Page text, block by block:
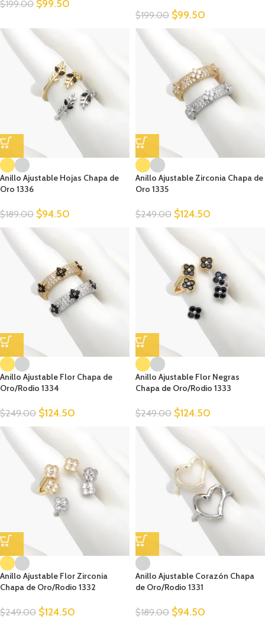
$199.00 $99.50
$199.00 $99.50
Anillo Ajustable Hojas Chapa de
Oro 1336
$189.00 $94.50
Anillo Ajustable Zirconia Chapa de
Oro 1335
$249.00 $124.50
Anillo Ajustable Flor Chapa de
Oro/Rodio 1334
$249.00 $124.50
Anillo Ajustable Flor Negras
Chapa de Oro/Rodio 1333
$249.00 $124.50
Anillo Ajustable Flor Zirconia
Chapa de Oro/Rodio 1332
$249.00 $124.50
Anillo Ajustable Corazón Chapa
de Oro/Rodio 1331
$189.00 $94.50